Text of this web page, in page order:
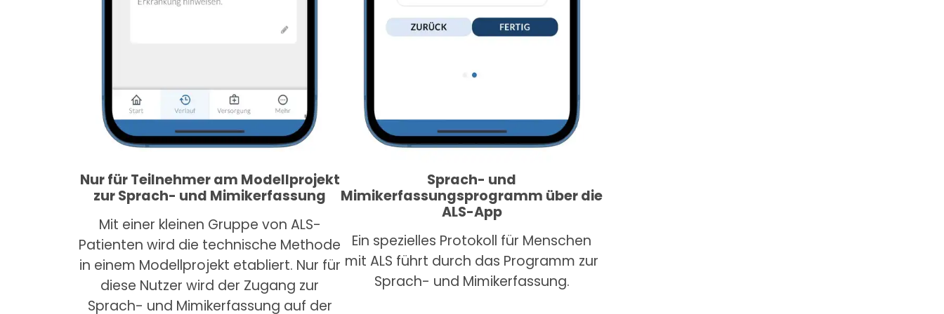
Nur für Teilnehmer am Modellprojekt
zur Sprach- und Mimikerfassung
Mit einer kleinen Gruppe von ALS-
Patienten wird die technische Methode
in einem Modellprojekt etabliert. Nur für
diese Nutzer wird der Zugang zur
Sprach- und Mimikerfassung auf der
Sprach- und
Mimikerfassungsprogramm über die
ALS-App
Ein spezielles Protokoll für Menschen
mit ALS führt durch das Programm zur
Sprach- und Mimikerfassung.